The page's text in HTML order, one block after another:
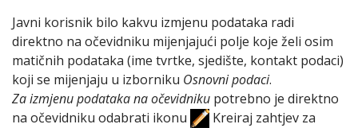
Javni korisnik bilo kakvu izmjenu podataka radi
direktno na očevidniku mijenjajući polje koje želi osim
matičnih podataka (ime tvrtke, sjedište, kontakt podaci)
koji se mijenjaju u izborniku Osnovni podaci.
Za izmjenu podataka na očevidniku potrebno je direktno
na očevidniku odabrati ikonu
Kreiraj zahtjev za